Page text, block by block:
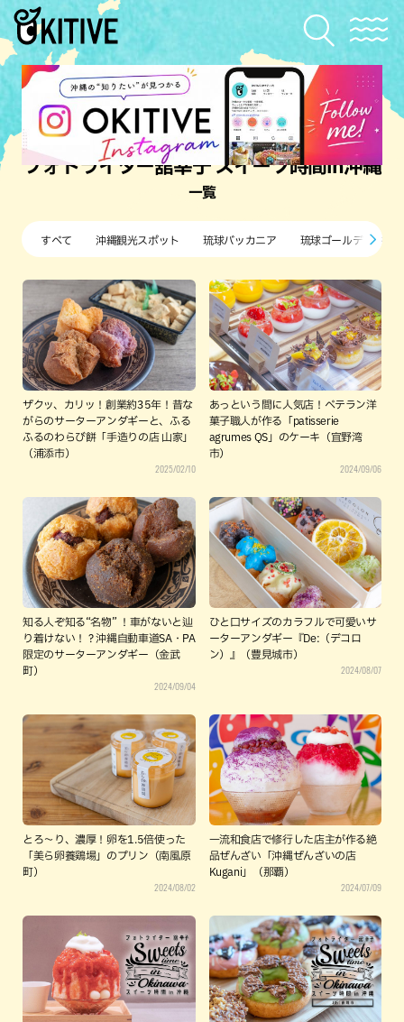
フォトライター舘幸子 スイーツ時間in沖縄
一覧
すべて 沖縄観光スポット 琉球バッカニア 琉球ゴールデンキン
ザクッ、カリッ！創業約35年！昔な
がらのサーターアンダギーと、ふる
ふるのわらび餅「手造りの店 山家」
（浦添市）
2025/02/10
あっという間に人気店！ベテラン洋
菓子職人が作る「patisserie
agrumes QS」のケーキ（宜野湾
市）
2024/09/06
知る人ぞ知る“名物” ！車がないと辿
り着けない！？沖縄自動車道SA・PA
限定のサーターアンダギー（金武
町）
2024/09/04
ひと口サイズのカラフルで可愛いサ
ーターアンダギー『De:（デコロ
ン）』（豊見城市）
2024/08/07
とろ〜り、濃厚！卵を1.5倍使った
「美ら卵養鶏場」のプリン（南風原
町）
2024/08/02
一流和食店で修行した店主が作る絶
品ぜんざい「沖縄ぜんざいの店
Kugani」（那覇）
2024/07/09